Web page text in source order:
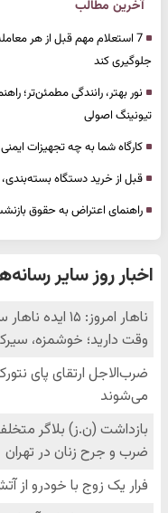
آخرین مطالب
7 استعلام مهم قبل از هر
جلوگیری کند
نور بهتر، رانندگی مطمئن‌تر؛
تیونینگ اصولی
کارگاه شما به چه تجهیزات
قبل از خرید دستگاه
راهنمای اعتراض به حقوق